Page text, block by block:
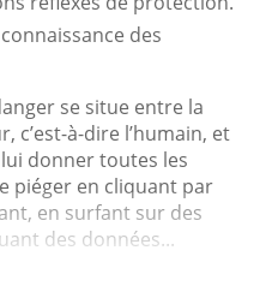
des
se situe entre la
c’est-à-dire l’humain, et
donner toutes les
piéger en cliquant par
en surfant sur des
des données...